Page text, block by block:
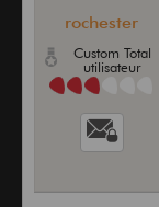
rochester
Custom Total
utilisateur